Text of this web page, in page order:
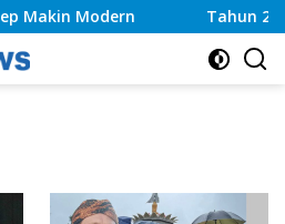
Makin Modern Tahun